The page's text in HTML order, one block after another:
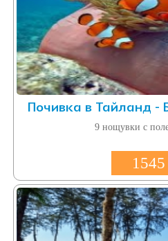
Почивка в Тайланд -
9 нощувки с